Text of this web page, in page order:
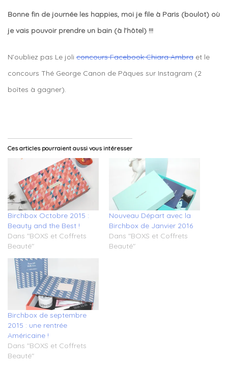
Bonne fin de journée les happies, moi je file à Paris (boulot) où
je vais pouvoir prendre un bain (à l’hôtel) !!!
N’oubliez pas Le joli concours Facebook Chiara Ambra et le
concours Thé George Canon de Pâques sur Instagram (2
boîtes à gagner).
Ces articles pourraient aussi vous intéresser
Birchbox Octobre 2015 :
Beauty and the Best !
Dans "BOXS et Coffrets
Beauté"
Nouveau Départ avec la
Birchbox de Janvier 2016
Dans "BOXS et Coffrets
Beauté"
Birchbox de septembre
2015 : une rentrée
Américaine !
Dans "BOXS et Coffrets
Beauté"